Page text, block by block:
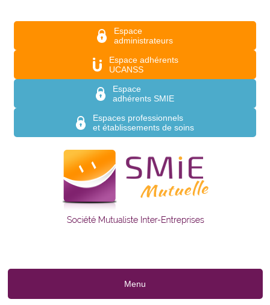
Aller au contenu principal
Espace
administrateurs
Espace adhérents
UCANSS
Espace
adhérents SMIE
Espaces professionnels
et établissements de soins
Menu